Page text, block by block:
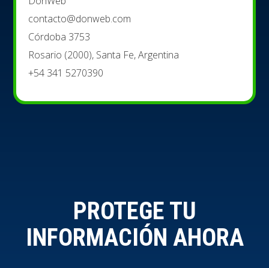
contacto@donweb.com
Córdoba 3753
Rosario (2000), Santa Fe, Argentina
+54 341 5270390
PROTEGE TU
INFORMACIÓN AHORA